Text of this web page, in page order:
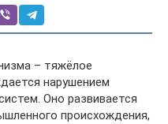
– тяжёлое
нарушением
Оно развивается
происхождения,